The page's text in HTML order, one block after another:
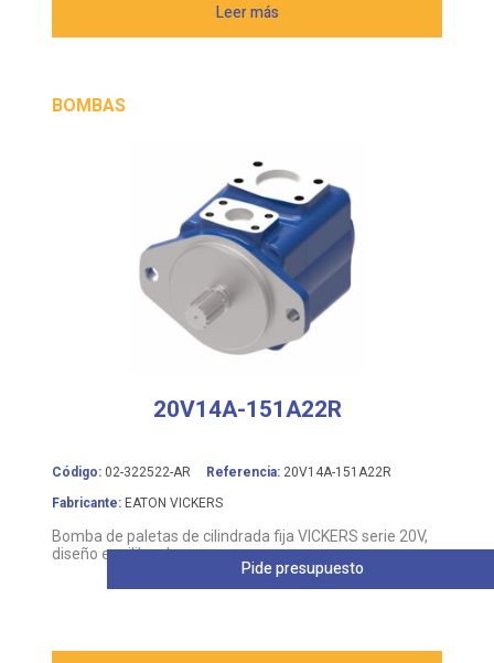
Leer más
BOMBAS
20V14A-151A22R
Código: 02-322522-AR Referencia: 20V14A-151A22R
Fabricante: EATON VICKERS
Bomba de paletas de cilindrada fija VICKERS serie 20V,
diseño equilibrado
Pide presupuesto